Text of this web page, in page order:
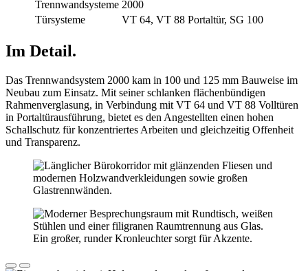
Trennwandsysteme 2000
Türsysteme
VT 64, VT 88 Portaltür, SG 100
Im Detail.
Das Trennwandsystem 2000 kam in 100 und 125 mm Bauweise im
Neubau zum Einsatz. Mit seiner schlanken flächenbündigen
Rahmenverglasung, in Verbindung mit VT 64 und VT 88 Volltüren
in Portaltürausführung, bietet es den Angestellten einen hohen
Schallschutz für konzentriertes Arbeiten und gleichzeitig Offenheit
und Transparenz.